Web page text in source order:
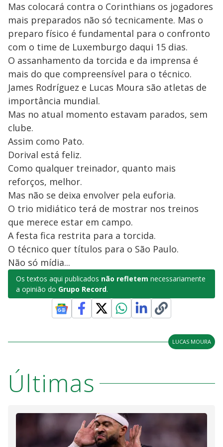
Mas colocará contra o Corinthians os jogadores
mais preparados não só tecnicamente. Mas o
preparo físico é fundamental para o confronto
com o time de Luxemburgo daqui 15 dias.
O assanhamento da torcida e da imprensa é
mais do que compreensível para o técnico.
James Rodríguez e Lucas Moura são atletas de
importância mundial.
Mas no atual momento estavam parados, sem
clube.
Assim como Pato.
Dorival está feliz.
Como qualquer treinador, quanto mais
reforços, melhor.
Mas não se deixa envolver pela euforia.
O trio midiático terá de mostrar nos treinos
que merece estar em campo.
A festa fica restrita para a torcida.
O técnico quer títulos para o São Paulo.
Não só mídia...
Os textos aqui publicados não refletem necessariamente
a opinião do Grupo Record.
LUCAS MOURA
Últimas